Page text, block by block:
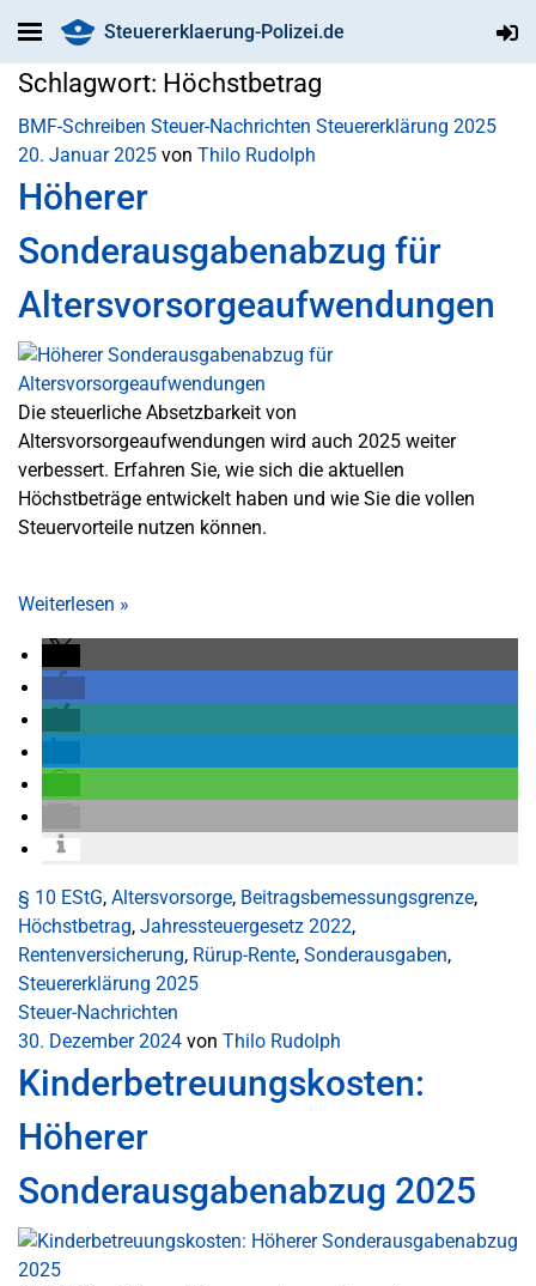
Steuererklaerung-Polizei.de
Schlagwort: Höchstbetrag
BMF-Schreiben Steuer-Nachrichten Steuererklärung 2025
20. Januar 2025 von Thilo Rudolph
Höherer
Sonderausgabenabzug für
Altersvorsorgeaufwendungen
Die steuerliche Absetzbarkeit von
Altersvorsorgeaufwendungen wird auch 2025 weiter
verbessert. Erfahren Sie, wie sich die aktuellen
Höchstbeträge entwickelt haben und wie Sie die vollen
Steuervorteile nutzen können.
Weiterlesen »
§ 10 EStG, Altersvorsorge, Beitragsbemessungsgrenze,
Höchstbetrag, Jahressteuergesetz 2022,
Rentenversicherung, Rürup-Rente, Sonderausgaben,
Steuererklärung 2025
Steuer-Nachrichten
30. Dezember 2024 von Thilo Rudolph
Kinderbetreuungskosten:
Höherer
Sonderausgabenabzug 2025